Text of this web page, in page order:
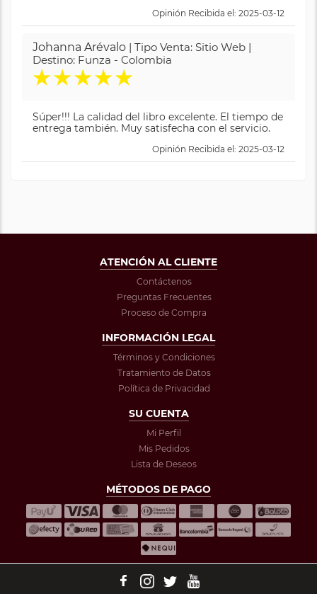
Opinión Recibida el: 2025-03-12
Johanna Arévalo | Tipo Venta: Sitio Web |
Destino: Funza - Colombia
★★★★★
Súper!!! La calidad del libro excelente. El tiempo de
entrega también. Muy satisfecha con el servicio.
Opinión Recibida el: 2025-03-12
ATENCIÓN AL CLIENTE
Contáctenos
Preguntas Frecuentes
Proceso de Compra
INFORMACIÓN LEGAL
Términos y Condiciones
Tratamiento de Datos
Política de Privacidad
SU CUENTA
Mi Perfil
Mis Pedidos
Lista de Deseos
MÉTODOS DE PAGO